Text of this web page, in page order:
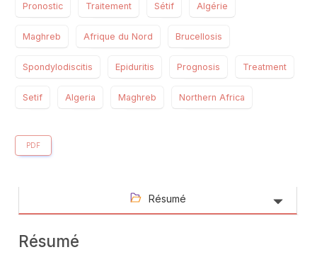
Pronostic Traitement Sétif Algérie
Maghreb Afrique du Nord Brucellosis
Spondylodiscitis Epiduritis Prognosis Treatment
Setif Algeria Maghreb Northern Africa
PDF
Résumé
Résumé